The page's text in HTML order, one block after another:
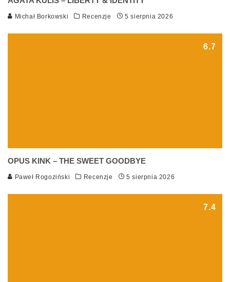
Michał Borkowski Recenzje 5 sierpnia 2026
6.7
OPUS KINK – THE SWEET GOODBYE
Paweł Rogoziński Recenzje 5 sierpnia 2026
7.4